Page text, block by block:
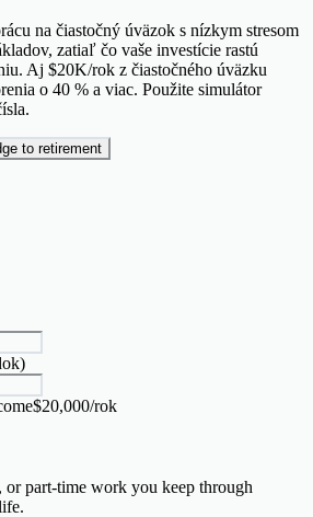
na čiastočný úväzok s nízkym stresom
zatiaľ čo vaše investície rastú
Aj $20K/rok z čiastočného úväzku
o 40 % a viac. Použite simulátor
to retirement
$20,000/rok
or part-time work you keep through